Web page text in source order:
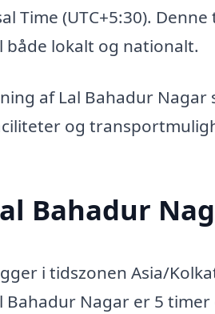
Time (UTC+5:30).
lokalt og nationalt.
af Lal Bahadur
og
Bahadur
i tidszonen Asia/
Bahadur Nagar er 5